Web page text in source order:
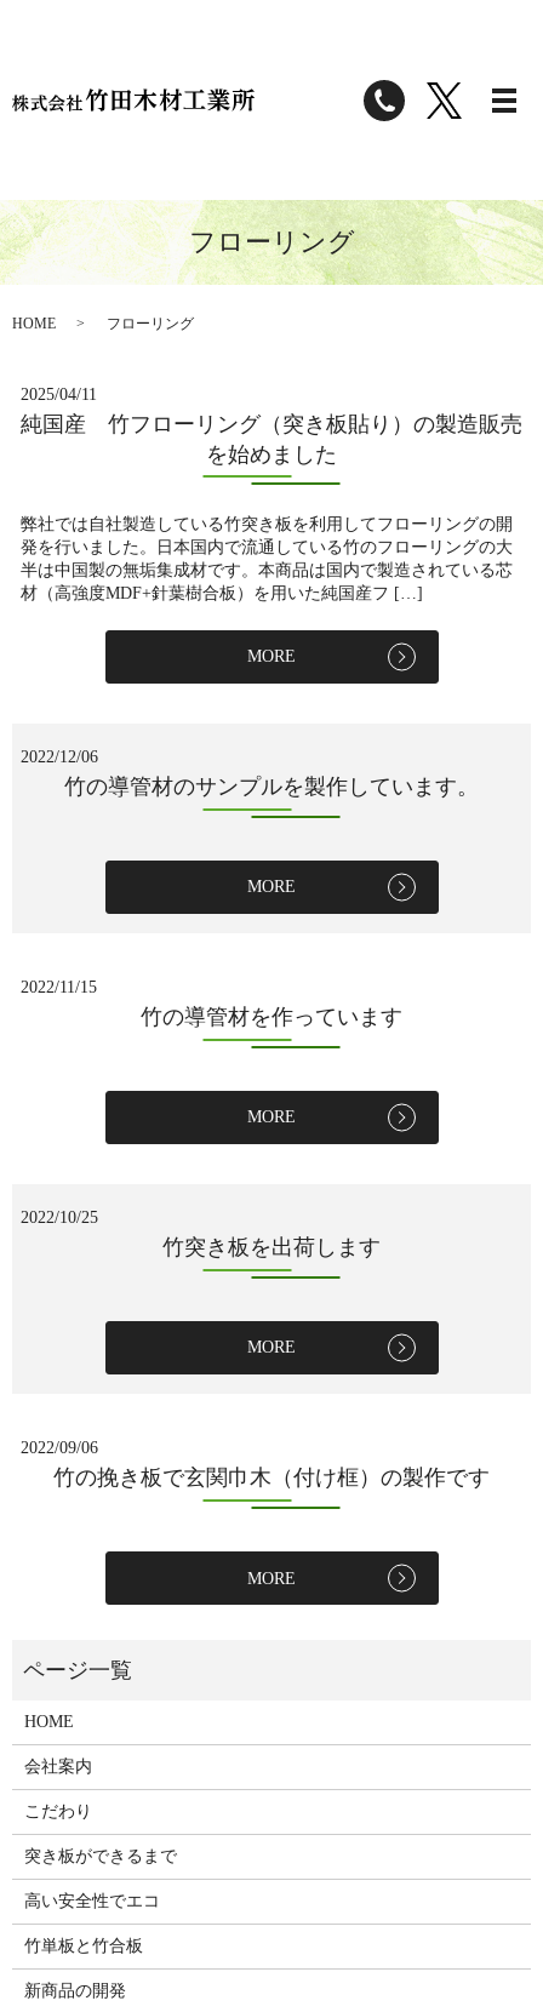
フローリング
HOME フローリング
2025/04/11
純国産 竹フローリング（突き板貼り）の製造販売
を始めました
弊社では自社製造している竹突き板を利用してフローリングの開
発を行いました。日本国内で流通している竹のフローリングの大
半は中国製の無垢集成材です。本商品は国内で製造されている芯
材（高強度MDF+針葉樹合板）を用いた純国産フ […]
MORE
2022/12/06
竹の導管材のサンプルを製作しています。
MORE
2022/11/15
竹の導管材を作っています
MORE
2022/10/25
竹突き板を出荷します
MORE
2022/09/06
竹の挽き板で玄関巾木（付け框）の製作です
MORE
HOME
会社案内
こだわり
突き板ができるまで
高い安全性でエコ
竹単板と竹合板
新商品の開発